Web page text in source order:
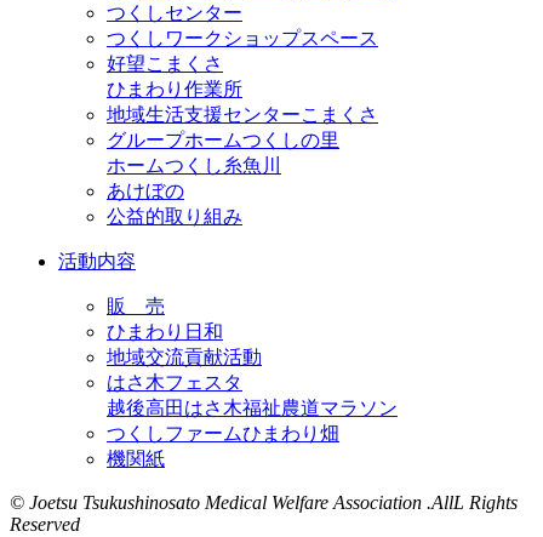
つくしセンター
つくしワークショップスペース
好望こまくさ
ひまわり作業所
地域生活支援センターこまくさ
グループホームつくしの里
ホームつくし糸魚川
あけぼの
公益的取り組み
活動内容
販 売
ひまわり日和
地域交流貢献活動
はさ木フェスタ
越後高田はさ木福祉農道マラソン
つくしファームひまわり畑
機関紙
© Joetsu Tsukushinosato Medical Welfare Association .AllL Rights
Reserved